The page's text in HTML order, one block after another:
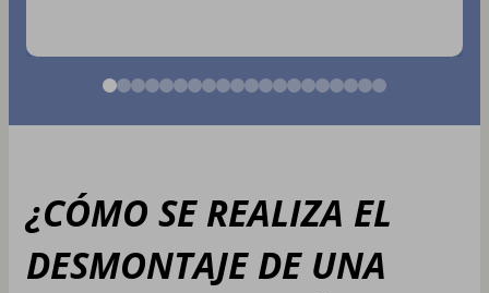
¿CÓMO SE REALIZA EL
DESMONTAJE DE UNA